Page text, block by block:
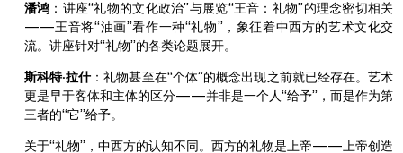
潘鸿 ：讲座“礼物的文化政治”与展览“王音：礼物”的理念密切相关
——王音将“油画”看作一种“礼物”，象征着中西方的艺术文化交
流。讲座针对“礼物”的各类论题展开。
斯科特·拉什 ：礼物甚至在“个体”的概念出现之前就已经存在。艺术
更是早于客体和主体的区分——并非是一个人“给予”，而是作为第
三者的“它”给予。
关于“礼物”，中西方的认知不同。西方的礼物是上帝——上帝创造